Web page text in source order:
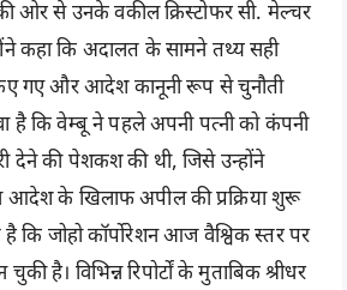
ओर से उनके वकील क्रिस्टोफर सी. मेल्चर
कहा कि अदालत के सामने तथ्य सही
गए और आदेश कानूनी रूप से चुनौती
है कि वेम्बू ने पहले अपनी पत्नी को कंपनी
देने की पेशकश की थी, जिसे उन्होंने
आदेश के खिलाफ अपील की प्रक्रिया शुरू
कि जोहो कॉर्पोरेशन आज वैश्विक स्तर पर
है। विभिन्न रिपोर्टों के मुताबिक श्रीधर